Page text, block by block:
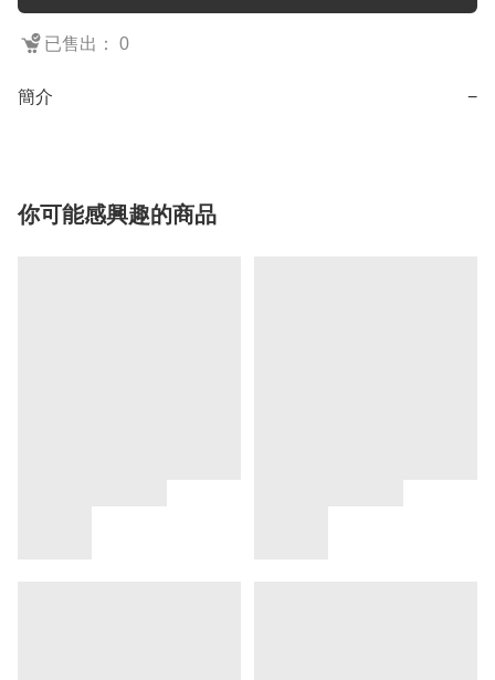
已售出： 0
簡介 −
你可能感興趣的商品